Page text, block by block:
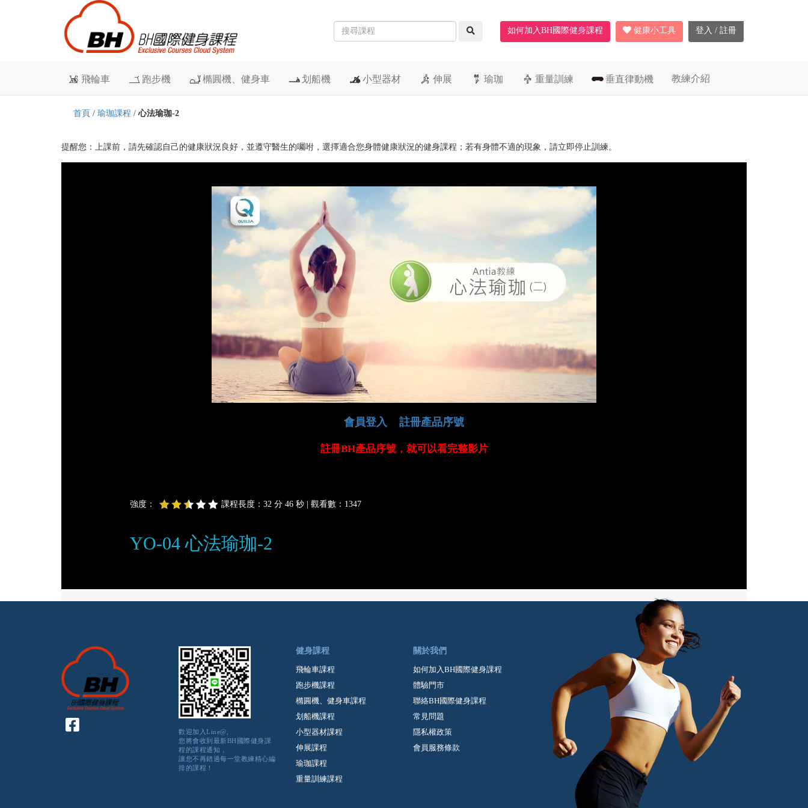
如何加入BH國際健身課程 健康小工具 登入 / 註冊
飛輪車 跑步機 橢圓機、健身車 划船機 小型器材 伸展 瑜珈 重量訓練 垂直律動機 教練介紹
首頁 / 瑜珈課程 / 心法瑜珈-2
提醒您：上課前，請先確認自己的健康狀況良好，並遵守醫生的囑咐，選擇適合您身體健康狀況的健身課程；若有身體不適的現象，請立即停止訓練。
會員登入 註冊產品序號
註冊BH產品序號，就可以看完整影片
強度： 課程長度：32 分 46 秒 | 觀看數：1347
YO-04 心法瑜珈-2
歡迎加入Line@,
您將會收到最新BH國際健身課
程的課程通知，
讓您不再錯過每一堂教練精心編
排的課程！
健身課程
飛輪車課程
跑步機課程
橢圓機、健身車課程
划船機課程
小型器材課程
伸展課程
瑜珈課程
重量訓練課程
關於我們
如何加入BH國際健身課程
體驗門市
聯絡BH國際健身課程
常見問題
隱私權政策
會員服務條款